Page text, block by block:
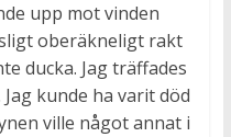
upp mot vinden
oberäkneligt rakt
ducka. Jag träffades
kunde ha varit död
ville något annat i